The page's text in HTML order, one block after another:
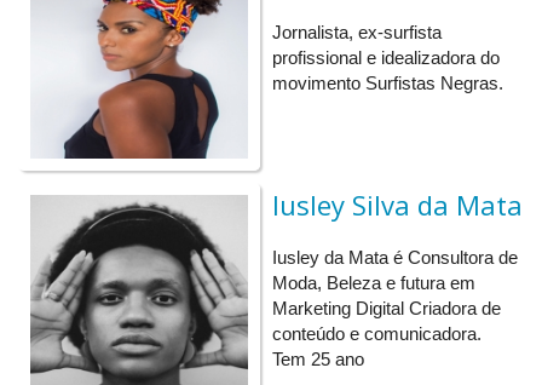
Jornalista, ex-surfista
profissional e idealizadora do
movimento Surfistas Negras.
Iusley Silva da Mata
Iusley da Mata é Consultora de
Moda, Beleza e futura em
Marketing Digital Criadora de
conteúdo e comunicadora.
Tem 25 ano